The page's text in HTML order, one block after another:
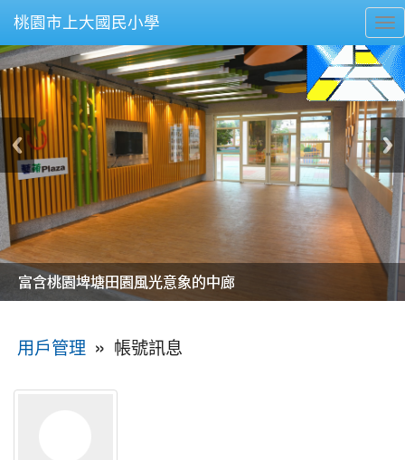
桃園市上大國民小學
美麗的操場是我們活力的來源
美麗的操場是我們活力的來源
煥然一新的小司令台
煥然一新的小司令台
富含桃園埤塘田園風光意象的中廊
富含桃園埤塘田園風光意象的中廊
嶄新的中庭廣場
嶄新的中庭廣場
水生池生生不息
水生池生生不息
用戶管理 » 帳號訊息